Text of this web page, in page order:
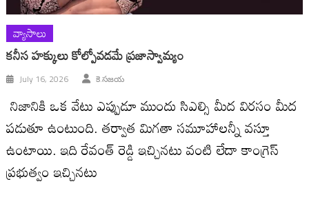
వ్యాసాలు
కనీస హక్కులు కోల్పోవడమే ప్రజాస్వామ్యం
July 16, 2026 కె.సజయ
నిజానికి ఒక వేటు ఎప్పుడూ ముందు సిఎల్సి మీద విరసం మీద
పడుతూ ఉంటుంది. తర్వాత మిగతా సమూహాలన్నీ వస్తూ
ఉంటాయి. ఇది రేవంత్ రెడ్డి ఇచ్చినటు వంటి లేదా కాంగ్రెస్
ప్రభుత్వం ఇచ్చినటు